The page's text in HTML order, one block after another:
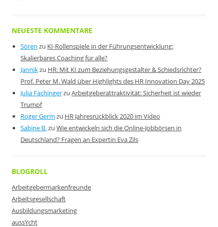
NEUESTE KOMMENTARE
Sören zu KI-Rollenspiele in der Führungsentwicklung:
Skalierbares Coaching für alle?
Jannikzu HR: Mit KI zum Beziehungsgestalter & Schiedsrichter?
Prof. Peter M. Wald über Highlights des HR Innovation Day 2025
Julia Fachingerzu Arbeitgeberattraktivität: Sicherheit ist wieder
Trumpf
Roger Germ zu HR Jahresrückblick 2020 im Video
Sabine B.zu Wie entwickeln sich die Online-Jobbörsen in
Deutschland? Fragen an Expertin Eva Zils
BLOGROLL
Arbeitgebermarkenfreunde
Arbeitsgesellschaft
Ausbildungsmarketing
aussYcht